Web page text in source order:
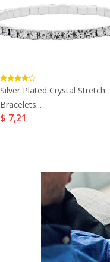
Silver Plated Crystal Stretch
Bracelets...
$ 7,21